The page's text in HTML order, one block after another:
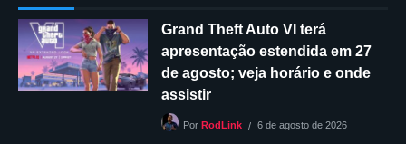
Grand Theft Auto VI terá
apresentação estendida em 27
de agosto; veja horário e onde
assistir
Por RodLink 6 de agosto de 2026